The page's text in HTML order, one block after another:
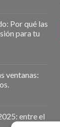
Por qué las
para tu
ventanas:
entre el